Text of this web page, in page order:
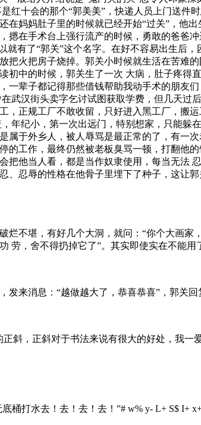
红十会的那个“郭美美”，快递人员上门送
在妈妈肚子里的时候就已经开始“过关”，他
在手术台上强行流产的时候，勇敢的爸爸
有了“郭关”这个名字。在好不容易出生后
把火把房子烧掉。郭关小时候就生活在苦难
初中的时候，郭关生了一次 大病，肚子疼
一辈子都记得那些借钱帮助我动手术的朋友
武汉街头卖字乞讨试图获取学费，但几天
，正规工厂不敢收留，只好进入黑工厂，搬
年纪小，第一次出远门，特别想家，只能
属于外乡人，被人辱骂是最正常的了，有一
的工作，最终仍然被老板臭骂一顿，打翻他
他当人看，都是当作奴隶使用，每当无法
、忍辱的性格在他骨子里埋下了种子，这让
不堪，有好几个大洞，就问：“你个大画
劳，舍不得扔掉它了”。其实即使实在不能
发来消息：“越做越大了，恭喜恭喜”，郭
斜，正斜对于书法来说有很大的好处，我
桶打水去！去！去！去！”# w% y- L+ S$ I+